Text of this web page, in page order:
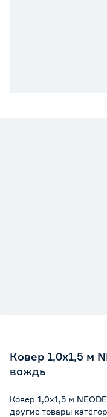
Ковер 1,0x1,5 м
вождь
Ковер 1,0x1,5 м
другие товары